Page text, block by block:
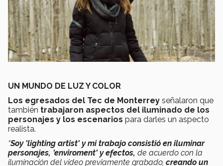
UN MUNDO DE LUZ Y COLOR
Los egresados del Tec de Monterrey señalaron que
también trabajaron aspectos del iluminado de los
personajes y los escenarios para darles un aspecto
realista.
“Soy 'lighting artist' y mi trabajo consistió en iluminar
personajes, 'enviroment' y efectos, de acuerdo con la
iluminación del video previamente grabado, creando un